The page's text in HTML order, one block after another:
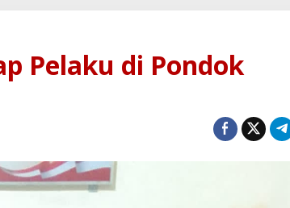
Pelaku di Pondok